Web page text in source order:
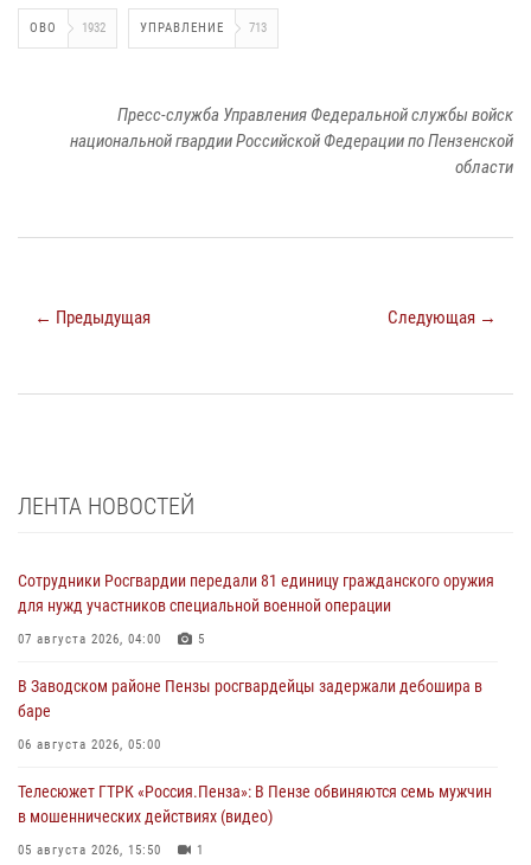
ОВО 1932 УПРАВЛЕНИЕ 713
Пресс-служба Управления Федеральной службы войск
национальной гвардии Российской Федерации по Пензенской
области
← Предыдущая Следующая →
ЛЕНТА НОВОСТЕЙ
Сотрудники Росгвардии передали 81 единицу гражданского оружия
для нужд участников специальной военной операции
07 августа 2026, 04:00 5
В Заводском районе Пензы росгвардейцы задержали дебошира в
баре
06 августа 2026, 05:00
Телесюжет ГТРК «Россия.Пенза»: В Пензе обвиняются семь мужчин
в мошеннических действиях (видео)
05 августа 2026, 15:50 1